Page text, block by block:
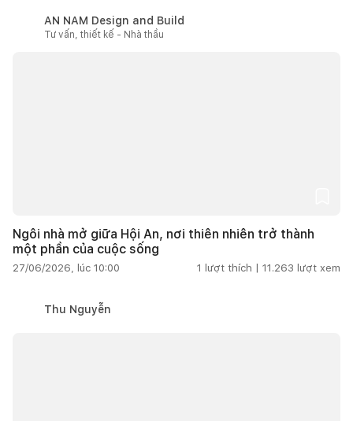
AN NAM Design and Build
Tư vấn, thiết kế - Nhà thầu
Ngôi nhà mở giữa Hội An, nơi thiên nhiên trở thành
một phần của cuộc sống
27/06/2026, lúc 10:00 1 lượt thích | 11.263 lượt xem
Thu Nguyễn